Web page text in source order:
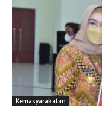
Kemasyarakatan